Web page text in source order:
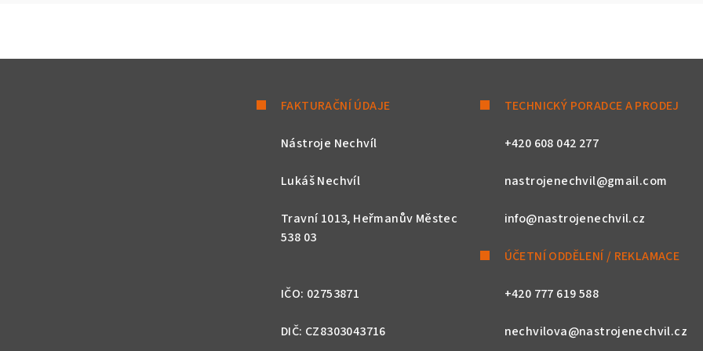
FAKTURAČNÍ ÚDAJE
Nástroje Nechvíl
Lukáš Nechvíl
Travní 1013, Heřmanův Městec
538 03
IČO: 02753871
DIČ: CZ8303043716
TECHNICKÝ PORADCE A PRODEJ
+420 608 042 277
nastrojenechvil@gmail.com
info@nastrojenechvil.cz
ÚČETNÍ ODDĚLENÍ / REKLAMACE
+420 777 619 588
nechvilova@nastrojenechvil.cz